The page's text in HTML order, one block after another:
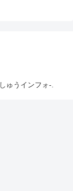
ゅうインフォ-.